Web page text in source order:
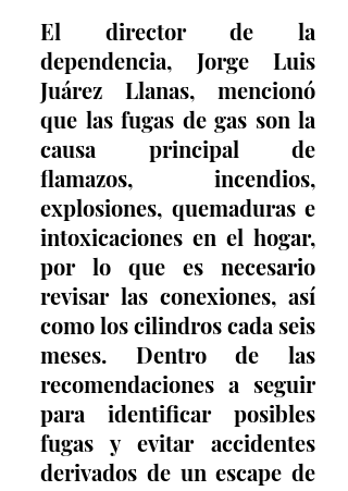
El director de la
dependencia, Jorge Luis
Juárez Llanas, mencionó
que las fugas de gas son la
causa principal de
flamazos, incendios,
explosiones, quemaduras e
intoxicaciones en el hogar,
por lo que es necesario
revisar las conexiones, así
como los cilindros cada seis
meses. Dentro de las
recomendaciones a seguir
para identificar posibles
fugas y evitar accidentes
derivados de un escape de